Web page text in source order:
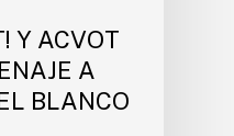
Y ACVOT
A
BLANCO